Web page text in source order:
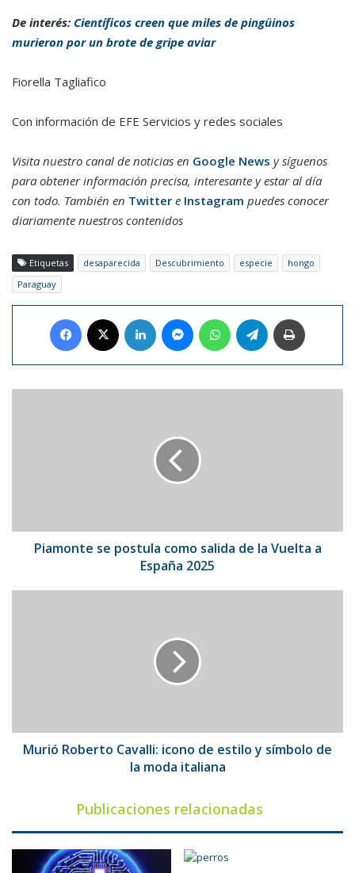
De interés: Científicos creen que miles de pingüinos
murieron por un brote de gripe aviar
Fiorella Tagliafico
Con información de EFE Servicios y redes sociales
Visita nuestro canal de noticias en Google News y síguenos
para obtener información precisa, interesante y estar al día
con todo. También en Twitter e Instagram puedes conocer
diariamente nuestros contenidos
Etiquetas desaparecida Descubrimiento especie
hongo
Paraguay
Facebook LinkedIn MessengerWhatsAppTelegram
a
EspañaPiamonte se postula como salida de la Vuelta a
España 2025
de
Murió Roberto Cavalli: icono de estilo y símbolo de
la moda italiana
Publicaciones relacionadas